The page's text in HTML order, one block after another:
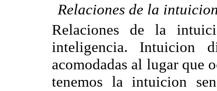
Relaciones de la
Relaciones de la
inteligencia. Intuicion
acomodadas al lugar que
tenemos la intuicion